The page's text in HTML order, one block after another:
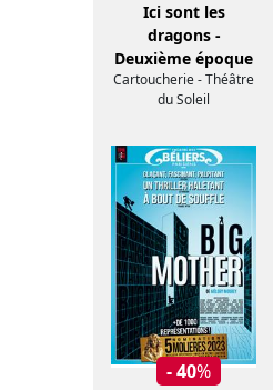
Ici sont les
dragons -
Deuxième époque
Cartoucherie - Théâtre
du Soleil
- 40%